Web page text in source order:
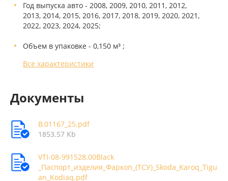
Год выпуска авто - 2008, 2009, 2010, 2011, 2012,
2013, 2014, 2015, 2016, 2017, 2018, 2019, 2020, 2021,
2022, 2023, 2024, 2025;
Объем в упаковке - 0,150 м³ ;
Все характеристики
Документы
В.01167_25.pdf
1853.57 Kb
VTI-08-991528.00Black
_Паспорт_изделия_Фаркоп_(ТСУ)_Skoda_Karoq_Tigu
an_Kodiaq.pdf